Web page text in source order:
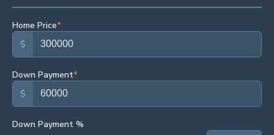
Home Price*
$
Down Payment*
$
Down Payment %